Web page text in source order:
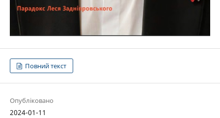
Повний текст
Опубліковано
2024-01-11